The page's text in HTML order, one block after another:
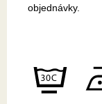
objednávky.